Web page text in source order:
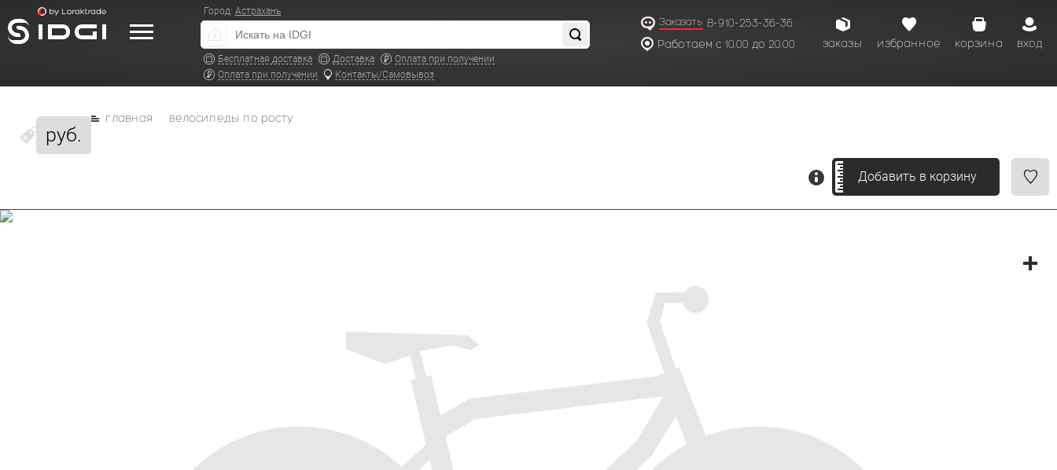
Город: Астрахань
Бесплатная доставка Доставка
Оплата при получении
Оплата при получении
Контакты/Самовывоз
Заказать 8-910-253-36-36
Работаем с 10.00 до 20.00
вход
корзина
избранное
заказы
руб.
главная велосипеды по росту
Добавить в корзину